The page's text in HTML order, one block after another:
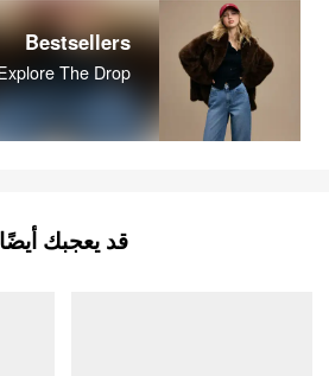
Bestsellers
The Drop
قد يعجبك أيضًا